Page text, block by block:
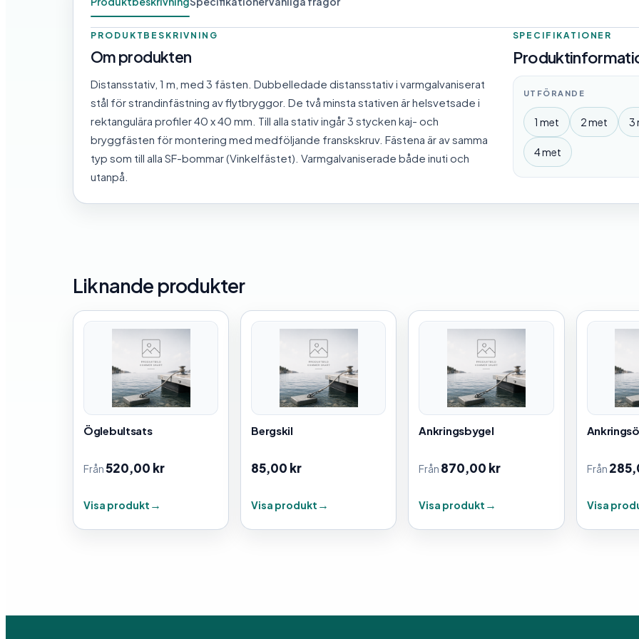
PRODUKTBESKRIVNING
Om produkten
Distansstativ, 1 m, med 3 fästen. Dubbelledade distansstativ i varmgalvaniserat
stål för strandinfästning av flytbryggor. De två minsta stativen är helsvetsade i
rektangulära profiler 40 x 40 mm. Till alla stativ ingår 3 stycken kaj- och
bryggfästen för montering med medföljande franskskruv. Fästena är av samma
typ som till alla SF-bommar (Vinkelfästet). Varmgalvaniserade både inuti och
utanpå.
SPECIFIKATIONER
UTFÖRANDE
1 met 2 met 3
4 met
Liknande produkter
Öglebultsats
Från520,00 kr
Visa produkt
Bergskil
85,00 kr
Visa produkt
Ankringsbygel
Från 870,00 kr
Visa produkt
Från
Visa